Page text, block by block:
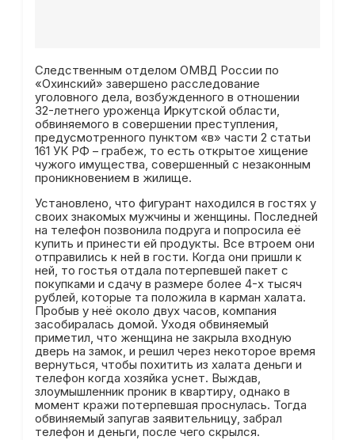
Следственным отделом ОМВД России по
«Охинский» завершено расследование
уголовного дела, возбужденного в отношении
32-летнего уроженца Иркутской области,
обвиняемого в совершении преступления,
предусмотренного пунктом «в» части 2 статьи
161 УК РФ – грабеж, то есть открытое хищение
чужого имущества, совершенный с незаконным
проникновением в жилище.
Установлено, что фигурант находился в гостях у
своих знакомых мужчины и женщины. Последней
на телефон позвонила подруга и попросила её
купить и принести ей продукты. Все втроем они
отправились к ней в гости. Когда они пришли к
ней, то гостья отдала потерпевшей пакет с
покупками и сдачу в размере более 4-х тысяч
рублей, которые та положила в карман халата.
Пробыв у неё около двух часов, компания
засобиралась домой. Уходя обвиняемый
приметил, что женщина не закрыла входную
дверь на замок, и решил через некоторое время
вернуться, чтобы похитить из халата деньги и
телефон когда хозяйка уснет. Выждав,
злоумышленник проник в квартиру, однако в
момент кражи потерпевшая проснулась. Тогда
обвиняемый запугав заявительницу, забрал
телефон и деньги, после чего скрылся.